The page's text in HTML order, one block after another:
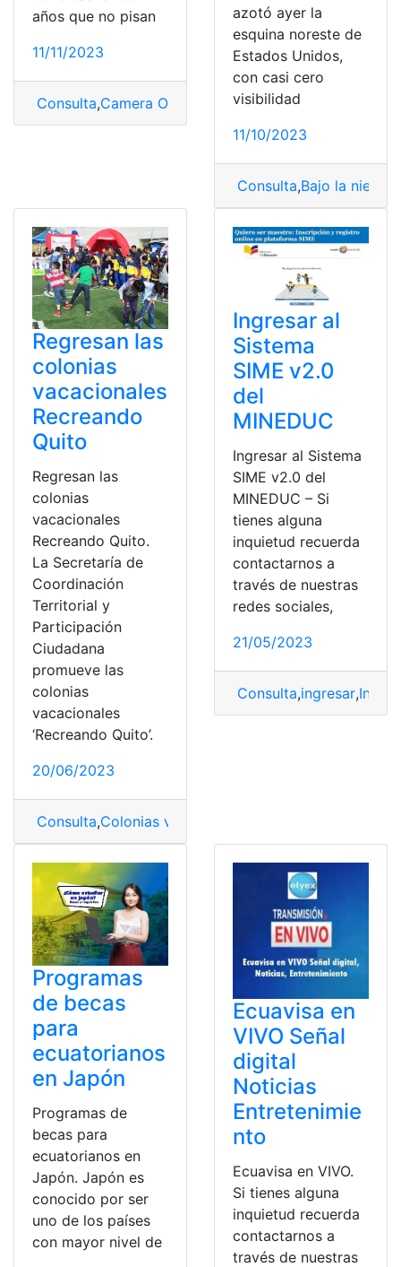
años que no pisan
11/11/2023
Consulta,Camera Obscura Entretenimiento
azotó ayer la
esquina noreste de
Estados Unidos,
con casi cero
visibilidad
11/10/2023
Consulta,Bajo la nieve
Regresan las
colonias
vacacionales
Recreando
Quito
Regresan las
colonias
vacacionales
Recreando Quito.
La Secretaría de
Coordinación
Territorial y
Participación
Ciudadana
promueve las
colonias
vacacionales
‘Recreando Quito’.
20/06/2023
Consulta,Colonias vacacionales
Ingresar al
Sistema
SIME v2.0
del
MINEDUC
Ingresar al Sistema
SIME v2.0 del
MINEDUC – Si
tienes alguna
inquietud recuerda
contactarnos a
través de nuestras
redes sociales,
21/05/2023
Consulta,ingresar,
Programas
de becas
para
ecuatorianos
en Japón
Programas de
becas para
ecuatorianos en
Japón. Japón es
conocido por ser
uno de los países
con mayor nivel de
Ecuavisa en
VIVO Señal
digital
Noticias
Entretenimie
nto
Ecuavisa en VIVO.
Si tienes alguna
inquietud recuerda
contactarnos a
través de nuestras